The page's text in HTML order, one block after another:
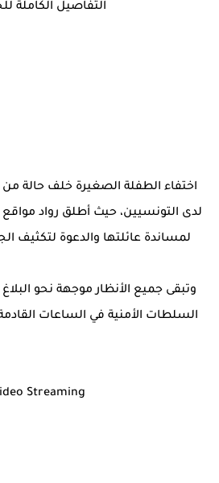
التفاصيل الكاملة
اختفاء الطفلة الصغيرة خلف حالة من
لدى التونسيين، حيث أطلق رواد
لمساندة عائلتها والدعوة لتكثيف
وتبقى جميع الأنظار موجهة نحو
السلطات الأمنية في الساعات
Streaming